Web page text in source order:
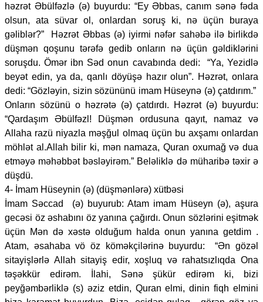
həzrət Əbülfəzlə (ə) buyurdu: “Ey Əbbas, canım sənə fəda
olsun, ata süvar ol, onlardan soruş ki, nə üçün buraya
gəliblər?” Həzrət Əbbas (ə) iyirmi nəfər sahəbə ilə birlikdə
düşmən qoşunu tərəfə gedib onların nə üçün gəldiklərini
soruşdu. Ömər ibn Səd onun cavabında dedi: “Ya, Yezidlə
beyət edin, ya da, qanlı döyüşə hazır olun”. Həzrət, onlara
dedi: “Gözləyin, sizin sözününü imam Hüseynə (ə) çatdırım.”
Onların sözünü o həzrətə (ə) çatdırdı. Həzrət (ə) buyurdu:
“Qardaşım Əbülfəzl! Düşmən ordusuna qayıt, namaz və
Allaha razü niyazla məşğul olmaq üçün bu axşamı onlardan
möhlət al.Allah bilir ki, mən namaza, Quran oxumağ və dua
etməyə məhəbbət bəsləyirəm.” Beləliklə də müharibə təxir ə
düşdü.
4- İmam Hüseynin (ə) (düşmənlərə) xütbəsi
İmam Səccad (ə) buyurub: Atam imam Hüseyn (ə), aşura
gecəsi öz əshabını öz yanına çağırdı. Onun sözlərini eşitmək
üçün Mən də xəstə olduğum halda onun yanına getdim .
Atam, əsahaba vö öz köməkçilərinə buyurdu: “Ən gözəl
sitayişlərlə Allah sitayiş edir, xoşluq və rahatsızlıqda Ona
təşəkkür edirəm. İlahi, Sənə şükür edirəm ki, bizi
peyğəmbərliklə (s) əziz etdin, Quran elmi, dinin fiqh elmini